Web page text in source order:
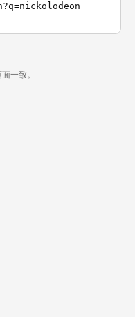
一致。